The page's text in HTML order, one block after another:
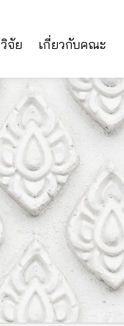
วิจัย เกี่ยวกับคณะ